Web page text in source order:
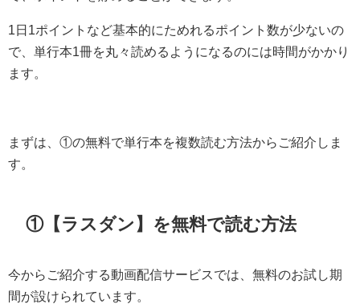
1日1ポイントなど基本的にためれるポイント数が少ないの
で、単行本1冊を丸々読めるようになるのには時間がかかり
ます。
まずは、①の無料で単行本を複数読む方法からご紹介しま
す。
①【ラスダン】を無料で読む方法
今からご紹介する動画配信サービスでは、無料のお試し期
間が設けられています。